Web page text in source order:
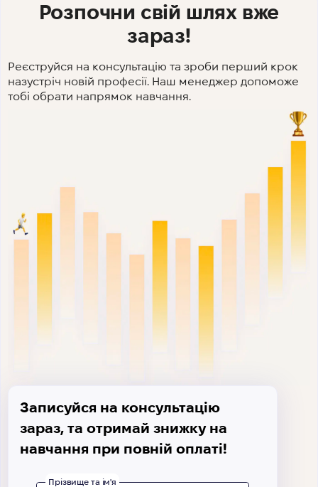
Розпочни свій шлях вже
зараз!
Реєструйся на консультацію та зроби перший крок
назустріч новій професії. Наш менеджер допоможе
тобі обрати напрямок навчання.
Записуйся на консультацію
зараз, та отримай знижку на
навчання при повній оплаті!
Прізвище та ім'я